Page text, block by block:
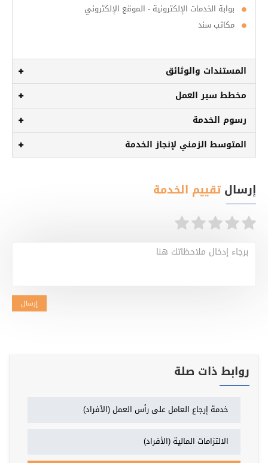
بوابة الخدمات الإلكترونية - الموقع الإلكتروني
مكاتب سند
المستندات والوثائق
مخطط سير العمل
رسوم الخدمة
المتوسط الزمني لإنجاز الخدمة
إرسال تقييم الخدمة
برجاء إدخال ملاحظاتك هنا
إرسال
روابط ذات صلة
خدمة إرجاع العامل على رأس العمل (الأفراد)
الالتزامات المالية (الأفراد)